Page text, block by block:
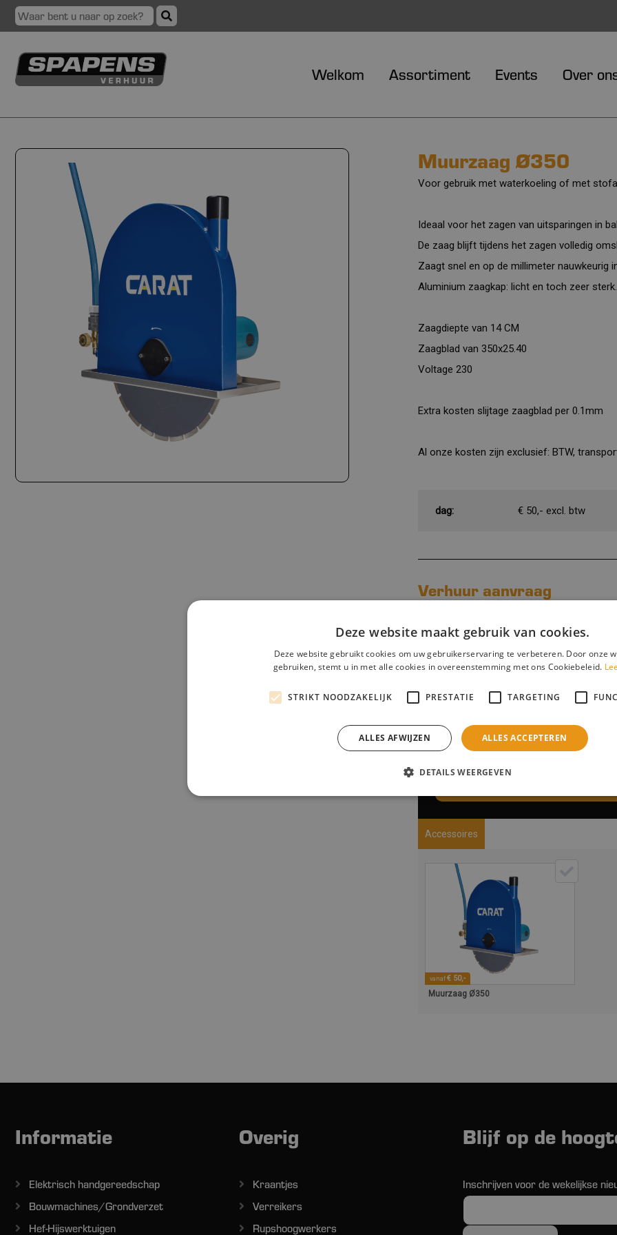
Welkom Assortiment Events Over
Muurzaag Ø350
Voor gebruik met waterkoeling of met
Ideaal voor het zagen van uitsparingen in
De zaag blijft tijdens het zagen volledig
Zaagt snel en op de millimeter nauwkeurig
Aluminium zaagkap: licht en toch zeer sterk.
Zaagdiepte van 14 CM
Zaagblad van 350x25.40
Voltage 230
Extra kosten slijtage zaagblad per 0.1mm
Al onze kosten zijn exclusief: BTW,
dag: € 50,- excl. btw
Verhuur aanvraag
Subtotaalprijs:
Accessoires
vanaf € 50,-
Muurzaag Ø350
Informatie
Elektrisch handgereedschap
Bouwmachines/Grondverzet
Hef-Hijswerktuigen
Overig
Kraantjes
Verreikers
Rupshoogwerkers
Blijf op de
Inschrijven voor de wekelijkse
Deze website maakt gebruik van cookies.
Deze website gebruikt cookies om uw gebruikerservaring te verbeteren. Door onze
gebruiken, stemt u in met alle cookies in overeenstemming met ons Cookiebeleid.
STRIKT NOODZAKELIJK PRESTATIE TARGETING
ALLES ACCEPTEREN
ALLES AFWIJZEN
DETAILS WEERGEVEN